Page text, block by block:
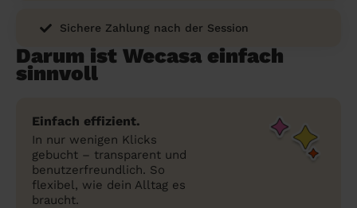
Sichere Zahlung nach der Session
Darum ist Wecasa einfach
sinnvoll
Einfach effizient.
In nur wenigen Klicks
gebucht – transparent und
benutzerfreundlich. So
flexibel, wie dein Alltag es
braucht.
Leverkusen